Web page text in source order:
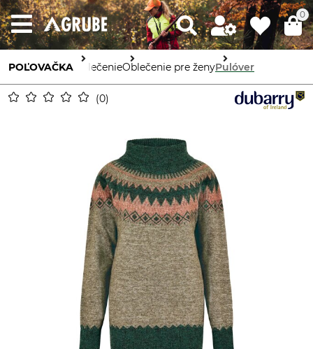
0
POĽOVAČKA OblečenieOblečenie pre ženyPulóver
0